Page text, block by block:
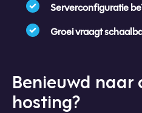
Serverconfiguratie
Groei vraagt
Benieuwd naar
hosting?